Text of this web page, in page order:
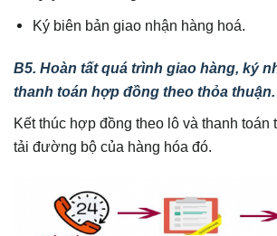
Ký biên bản giao nhận hàng hoá.
B5. Hoàn tất quá trình giao hàng, ký
thanh toán hợp đồng theo thỏa thuận.
Kết thúc hợp đồng theo lô và thanh toán
tải đường bộ của hàng hóa đó.